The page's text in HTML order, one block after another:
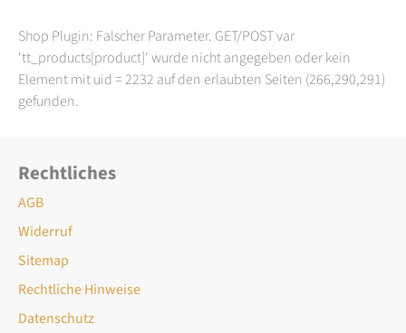
Shop Plugin: Falscher Parameter. GET/POST var
'tt_products[product]' wurde nicht angegeben oder kein
Element mit uid = 2232 auf den erlaubten Seiten (266,290,291)
gefunden.
Rechtliches
AGB
Widerruf
Sitemap
Rechtliche Hinweise
Datenschutz